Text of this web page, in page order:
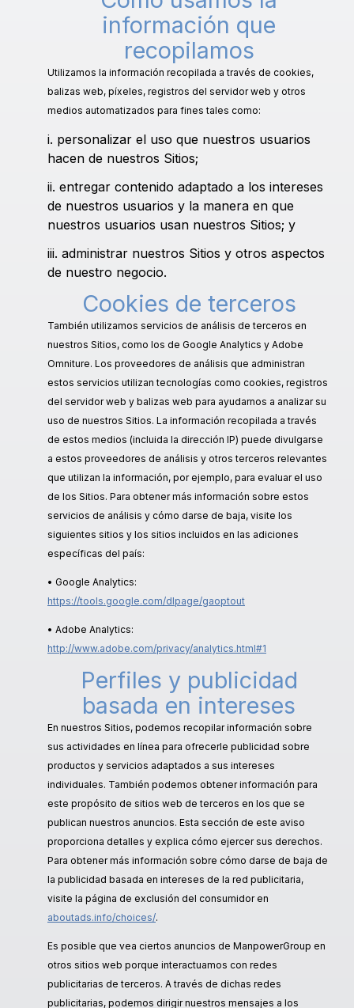
información que
recopilamos
Utilizamos la información recopilada a través de cookies,
balizas web, píxeles, registros del servidor web y otros
medios automatizados para fines tales como:
i. personalizar el uso que nuestros usuarios
hacen de nuestros Sitios;
ii. entregar contenido adaptado a los intereses
de nuestros usuarios y la manera en que
nuestros usuarios usan nuestros Sitios; y
iii. administrar nuestros Sitios y otros aspectos
de nuestro negocio.
Cookies de terceros
También utilizamos servicios de análisis de terceros en
nuestros Sitios, como los de Google Analytics y Adobe
Omniture. Los proveedores de análisis que administran
estos servicios utilizan tecnologías como cookies, registros
del servidor web y balizas web para ayudarnos a analizar su
uso de nuestros Sitios. La información recopilada a través
de estos medios (incluida la dirección IP) puede divulgarse
a estos proveedores de análisis y otros terceros relevantes
que utilizan la información, por ejemplo, para evaluar el uso
de los Sitios. Para obtener más información sobre estos
servicios de análisis y cómo darse de baja, visite los
siguientes sitios y los sitios incluidos en las adiciones
específicas del país:
• Google Analytics:
https://tools.google.com/dlpage/gaoptout
• Adobe Analytics:
http://www.adobe.com/privacy/analytics.html#1
Perfiles y publicidad
basada en intereses
En nuestros Sitios, podemos recopilar información sobre
sus actividades en línea para ofrecerle publicidad sobre
productos y servicios adaptados a sus intereses
individuales. También podemos obtener información para
este propósito de sitios web de terceros en los que se
publican nuestros anuncios. Esta sección de este aviso
proporciona detalles y explica cómo ejercer sus derechos.
Para obtener más información sobre cómo darse de baja de
la publicidad basada en intereses de la red publicitaria,
visite la página de exclusión del consumidor en
aboutads.info/choices/.
Es posible que vea ciertos anuncios de ManpowerGroup en
otros sitios web porque interactuamos con redes
publicitarias de terceros. A través de dichas redes
publicitarias, podemos dirigir nuestros mensajes a los